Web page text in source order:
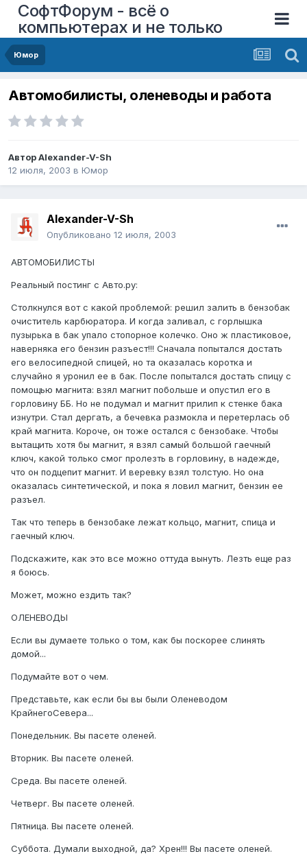
СофтФорум - всё о
компьютерах и не только
Юмор
Автомобилисты, оленеводы и работа
АвторAlexander-V-Sh
12 июля, 2003 в Юмор
Alexander-V-Sh
Опубликовано 12 июля, 2003
АВТОМОБИЛИСТЫ
Реальный постинг с Авто.ру:
Столкнулся вот с какой проблемой: решил залить в бензобак
очиститель карбюратора. И когда заливал, с горлышка
пузырька в бак упало стопорное колечко. Оно ж пластиковое,
наверняка его бензин разъест!!! Сначала попытался достать
его велосипедной спицей, но та оказалась коротка и
случайно я уронил ее в бак. После попытался достать спицу с
помощью магнита: взял магнит побольше и опустил его в
горловину ББ. Но не подумал и магнит прилип к стенке бака
изнутри. Стал дергать, а бечевка размокла и перетерлась об
край магнита. Короче, он тоже остался с бензобаке. Чтобы
вытащить хотя бы магнит, я взял самый большой гаечный
ключ, какой только смог пролезть в горловину, в надежде,
что он подцепит магнит. И веревку взял толстую. Но она
оказалась синтетической, и пока я ловил магнит, бензин ее
разъел.
Так что теперь в бензобаке лежат кольцо, магнит, спица и
гаечный ключ.
Подскажите, как это все можно оттуда вынуть. Лезть еще раз
я боюсь.
Может, можно ездить так?
ОЛЕНЕВОДЫ
Если вы думаете только о том, как бы поскорее слинять
домой...
Подумайте вот о чем.
Представьте, как если бы вы были Оленеводом
КрайнегоСевера...
Понедельник. Вы пасете оленей.
Вторник. Вы пасете оленей.
Среда. Вы пасете оленей.
Четверг. Вы пасете оленей.
Пятница. Вы пасете оленей.
Суббота. Думали выходной, да? Хрен!!! Вы пасете оленей.